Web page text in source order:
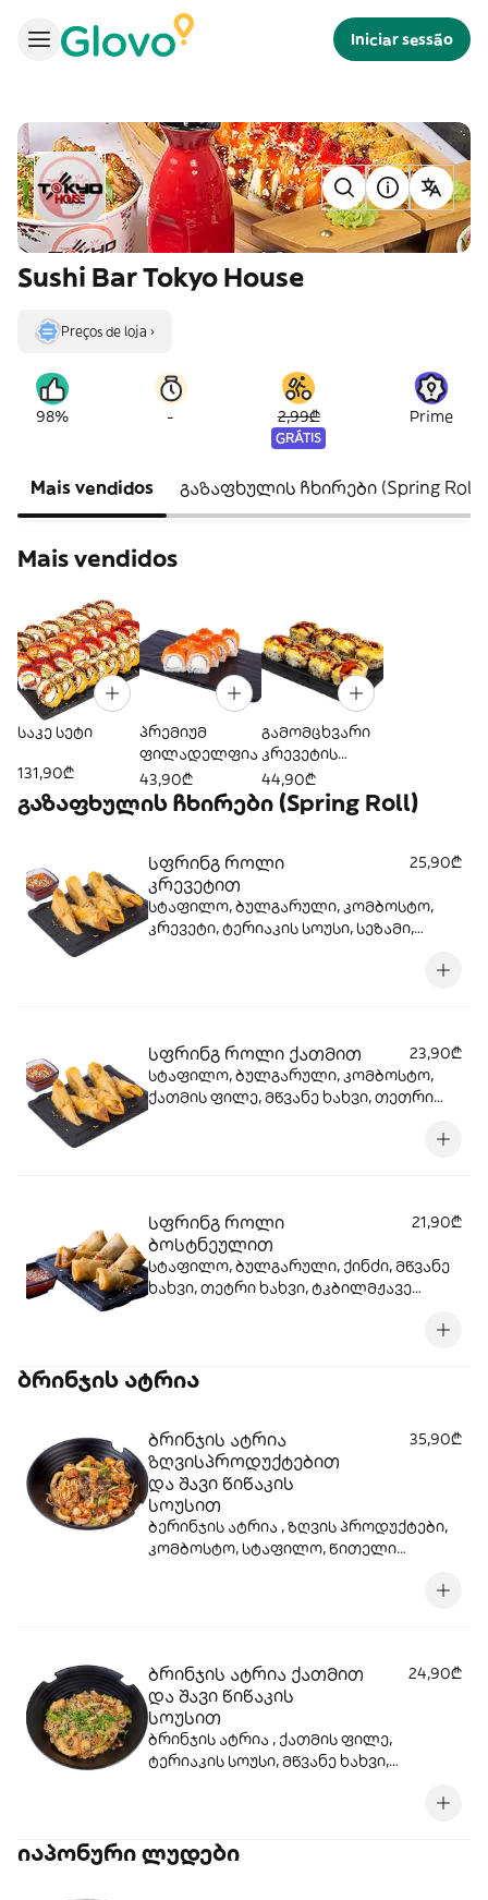
Iniciar sessão
Sushi Bar Tokyo House
Preços de loja ›
98% - 2,99₾
GRÁTIS
Prime
Mais vendidos გაზაფხულის ჩხირები (Spring Roll)
Mais vendidos
საკე სეტი
131,90₾
პრემიუმ
ფილადელფია
43,90₾
გამომცხვარი
კრევეტის
როლი ორმაგი
ყველის
სოუსით
44,90₾
გაზაფხულის ჩხირები (Spring Roll)
სფრინგ როლი
კრევეტით
25,90₾
სტაფილო, ბულგარული, კომბოსტო,
კრევეტი, ტერიაკის სოუსი, სეზამი,
სფრინგ როლი ქათმით
23,90₾
სტაფილო, ბულგარული, კომბოსტო,
ქათმის ფილე, მწვანე ხახვი, თეთრი
სფრინგ როლი
ბოსტნეულით
21,90₾
სტაფილო, ბულგარული, ქინძი, მწვანე
ხახვი, თეტრი ხახვი, ტკბილმჟავე
ბრინჯის ატრია
ბრინჯის ატრია
ზღვისპროდუქტებით
და შავი წიწაკის
სოუსით
35,90₾
ბერინჯის ატრია , ზღვის პროდუქტები,
კომბოსტო, სტაფილო, წითელი
ხახვი, ტერიაკის სოუსი, სეზამი, სოიოს
ბრინჯის ატრია ქათმით
და შავი წიწაკის
სოუსით
24,90₾
ბრინჯის ატრია , ქათმის ფილე,
ტერიაკის სოუსი, მწვანე ხახვი,
ბულგარული, სეზამი, წითელი ხახვი .
იაპონური ლუდები